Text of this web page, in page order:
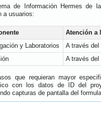
de Información Hermes de
a usuarios:
Atención a
y Laboratorios
A través del
A través del
que requieran mayor
con los datos de ID del
capturas de pantalla del